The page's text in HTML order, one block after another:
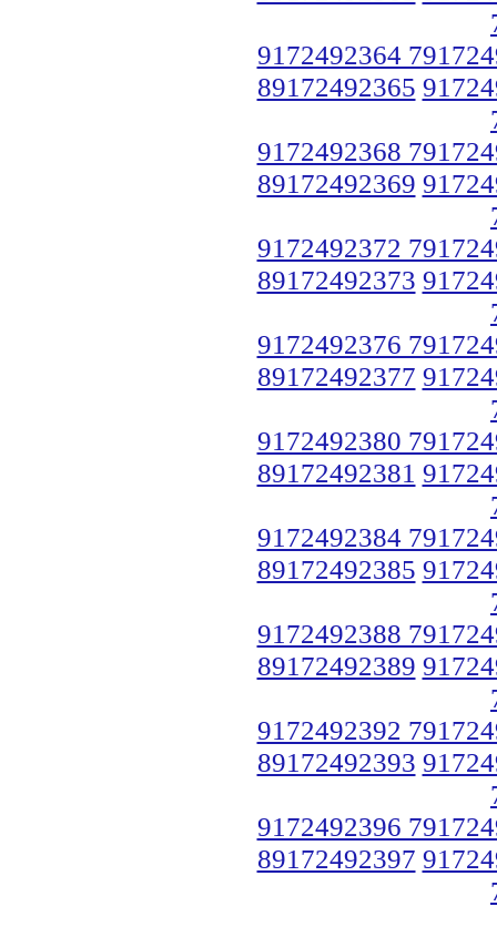
9172492364
89172492365
9172492368
89172492369
9172492372
89172492373
9172492376
89172492377
9172492380
89172492381
9172492384
89172492385
9172492388
89172492389
9172492392
89172492393
9172492396
89172492397